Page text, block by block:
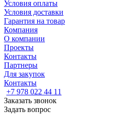
Условия оплаты
Условия доставки
Гарантия на товар
Компания
О компании
Проекты
Контакты
Партнеры
Для закупок
Контакты
+7 978 022 44 11
Заказать звонок
Задать вопрос